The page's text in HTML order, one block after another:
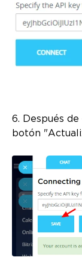
6. Después
botón